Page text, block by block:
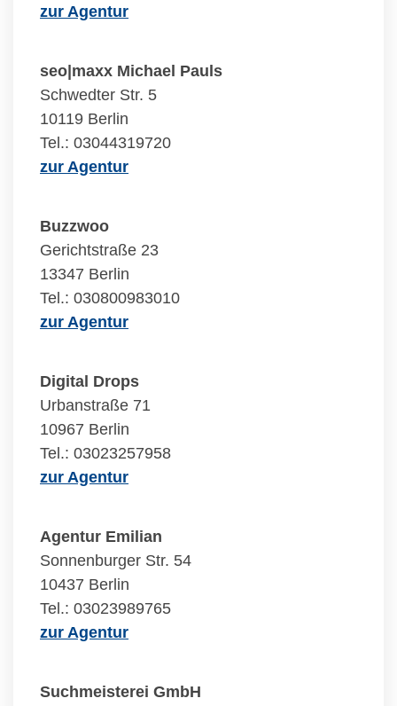
zur Agentur
seo|maxx Michael Pauls
Schwedter Str. 5
10119 Berlin
Tel.: 03044319720
zur Agentur
Buzzwoo
Gerichtstraße 23
13347 Berlin
Tel.: 030800983010
zur Agentur
Digital Drops
Urbanstraße 71
10967 Berlin
Tel.: 03023257958
zur Agentur
Agentur Emilian
Sonnenburger Str. 54
10437 Berlin
Tel.: 03023989765
zur Agentur
Suchmeisterei GmbH